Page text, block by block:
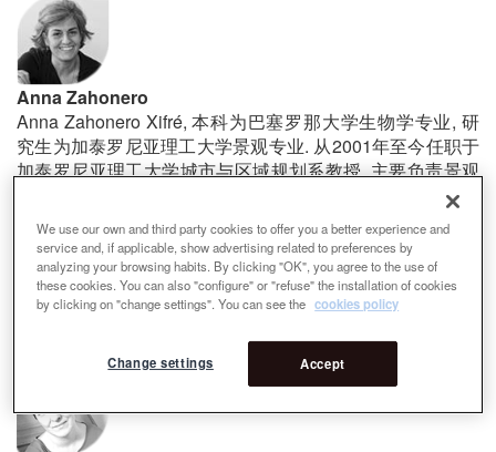
Anna Zahonero
Anna Zahonero Xifré, 本科为巴塞罗那大学生物学专业, 研
究生为加泰罗尼亚理工大学景观专业. 从2001年至今任职于
加泰罗尼亚理工大学城市与区域规划系教授, 主要负责景观
课程与CRPP研究任务. 从1993年开始在景观与环境研究领
域进行科研. 其景观和生态一体化科研项目最具代表性, 利用
了以前强大的专业背景进行城市和区域规划领域的生态过程
科研报告.
We use our own and third party cookies to offer you a better experience and
service and, if applicable, show advertising related to preferences by
analyzing your browsing habits. By clicking "OK", you agree to the use of
these cookies. You can also "configure" or "refuse" the installation of cookies
by clicking on "change settings". You can see the cookies policy
Accept
Change settings